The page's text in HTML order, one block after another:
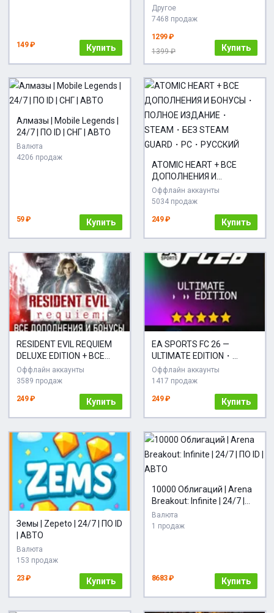
149 ₽ Купить
Другое
7468 продаж
1299 ₽
1399 ₽
Купить
Алмазы | Mobile Legends |
24/7 | ПО ID | СНГ | АВТО
Валюта
4206 продаж
59 ₽ Купить
ATOMIC HEART + ВСЕ
ДОПОЛНЕНИЯ И
БОНУСЫ・ПОЛНОЕ
ИЗДАНИЕ・STEAM・БЕЗ
РУССКИЙ
Оффлайн аккаунты
5034 продаж
249 ₽ Купить
RESIDENT EVIL REQUIEM
DELUXE EDITION + ВСЕ
ДОПОЛНЕНИЯ И
БОНУСЫ・STEAM・НА
Оффлайн аккаунты
3589 продаж
249 ₽ Купить
EA SPORTS FC 26 —
ULTIMATE EDITION・
STEAM・PC・
Оффлайн аккаунты
1417 продаж
249 ₽ Купить
Земы | Zepeto | 24/7 | ПО ID
| АВТО
Валюта
153 продаж
23 ₽ Купить
10000 Облигаций | Arena
Breakout: Infinite | 24/7 |
ПО ID | АВТО
Валюта
1 продаж
8683 ₽ Купить